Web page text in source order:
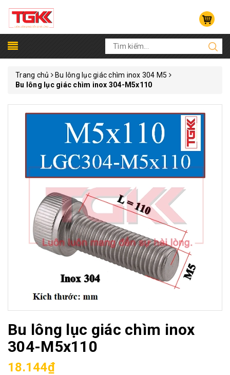
Trang chủ
Bu lông lục giác chìm inox 304 M5
Bu lông lục giác chìm inox 304-M5x110
Bu lông lục giác chìm inox
304-M5x110
18.144₫